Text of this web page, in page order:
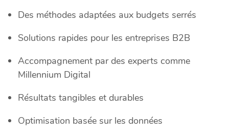
Des méthodes adaptées aux budgets serrés
Solutions rapides pour les entreprises B2B
Accompagnement par des experts comme
Millennium Digital
Résultats tangibles et durables
Optimisation basée sur les données